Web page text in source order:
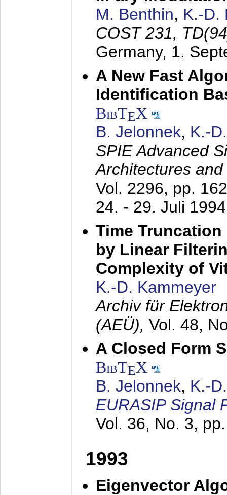
M. Benthin, K.-D.
COST 231,
Germany, 1.
A New Fast
Identification
BibTEX
B. Jelonnek, K.-
SPIE Advanced
Architectures
Vol. 2296, pp.
24. - 29. Juli 1994
Time
by Linear
Complexity of
K.-D. Kammeyer
Archiv für
(AEÜ), Vol. 48,
A Closed Form
BibTEX
B. Jelonnek, K.-
EURASIP Signal
Vol. 36, No. 3,
1993
Eigenvector